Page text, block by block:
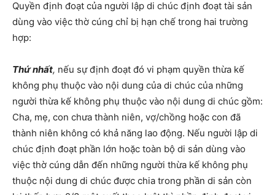
Quyền định đoạt của người lập di chúc định đoạt tài sản
dùng vào việc thờ cúng chỉ bị hạn chế trong hai trường
hợp:
Thứ nhất, nếu sự định đoạt đó vi phạm quyền thừa kế
không phụ thuộc vào nội dung của di chúc của những
người thừa kế không phụ thuộc vào nội dung di chúc gồm:
Cha, mẹ, con chưa thành niên, vợ/chồng hoặc con đã
thành niên không có khả năng lao động. Nếu người lập di
chúc định đoạt phần lớn hoặc toàn bộ di sản dùng vào
việc thờ cúng dẫn đến những người thừa kế không phụ
thuộc nội dung di chúc được chia trong phần di sản còn